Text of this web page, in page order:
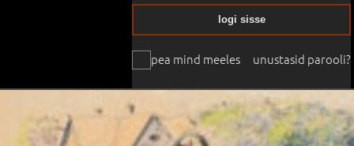
pea mind meeles
logi sisse
unustasid parooli?